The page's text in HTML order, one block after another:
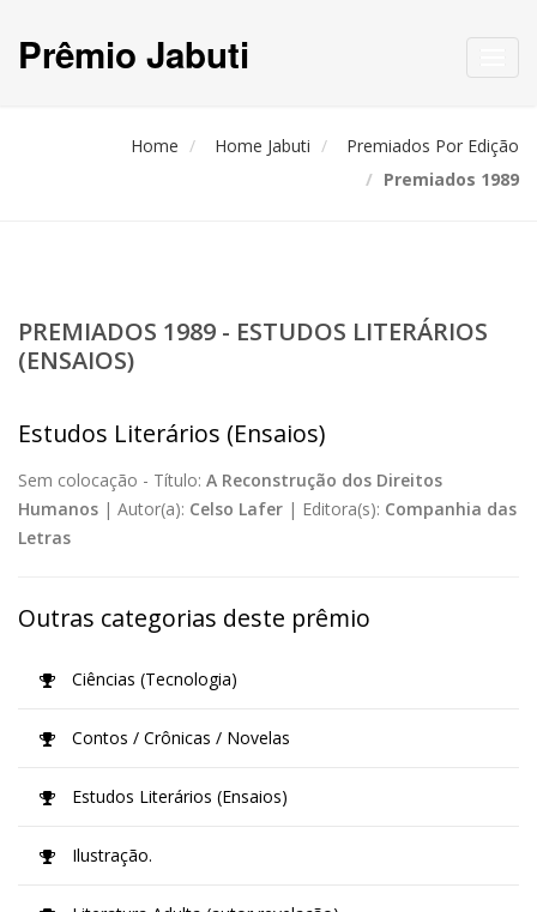
Prêmio Jabuti
Home Home Jabuti
Premiados Por Edição
Premiados 1989
PREMIADOS 1989 - ESTUDOS LITERÁRIOS
(ENSAIOS)
Estudos Literários (Ensaios)
Sem colocação - Título: A Reconstrução dos Direitos
Humanos | Autor(a): Celso Lafer | Editora(s): Companhia das
Letras
Outras categorias deste prêmio
Ciências (Tecnologia)
Contos / Crônicas / Novelas
Estudos Literários (Ensaios)
Ilustração.